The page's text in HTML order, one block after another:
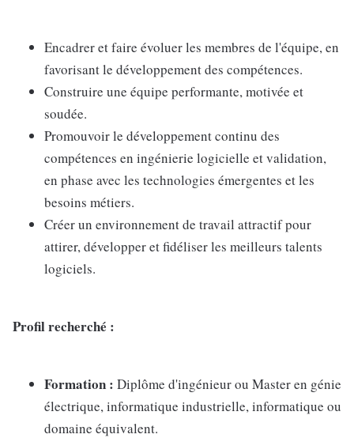
Encadrer et faire évoluer les membres de l'équipe, en
favorisant le développement des compétences.
Construire une équipe performante, motivée et
soudée.
Promouvoir le développement continu des
compétences en ingénierie logicielle et validation,
en phase avec les technologies émergentes et les
besoins métiers.
Créer un environnement de travail attractif pour
attirer, développer et fidéliser les meilleurs talents
logiciels.
Profil recherché :
Formation : Diplôme d'ingénieur ou Master en génie
électrique, informatique industrielle, informatique ou
domaine équivalent.